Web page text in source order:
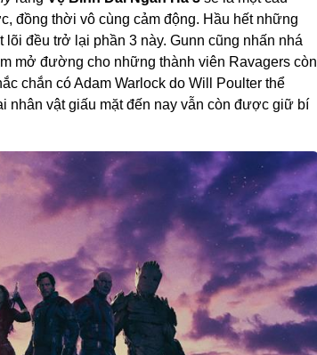
đồng thời vô cùng cảm động. Hầu hết những
đều trở lại phần 3 này. Gunn cũng nhấn nhá
mở đường cho những thành viên Ravagers còn
chắn có Adam Warlock do Will Poulter thể
nhân vật giấu mặt đến nay vẫn còn được giữ bí